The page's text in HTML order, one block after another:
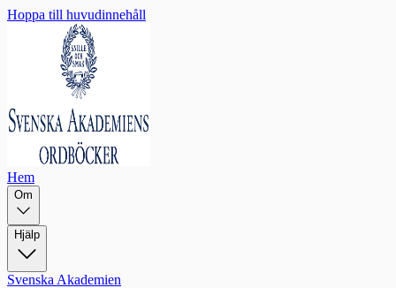
Hoppa till huvudinnehåll
Hem
Om
Hjälp
Svenska Akademien